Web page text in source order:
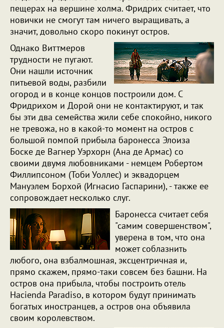
пещерах на вершине холма. Фридрих считает, что
новички не смогут там ничего выращивать, а
значит, довольно скоро покинут остров.
Однако Виттмеров
трудности не пугают.
Они нашли источник
питьевой воды, разбили
огород и в конце концов построили дом. С
Фридрихом и Дорой они не контактируют, и так
бы эти два семейства жили себе спокойно, никого
не тревожа, но в какой-то момент на остров с
большой помпой прибыла баронесса Элоиза
Боске де Вагнер Уэрхорн (Ана де Армас) со
своими двумя любовниками - немцем Робертом
Филлипсоном (Тоби Уоллес) и эквадорцем
Мануэлем Борхой (Игнасио Гаспарини), - также ее
сопровождает несколько слуг.
Баронесса считает себя
"самим совершенством",
уверена в том, что она
может соблазнить
любого, она взбалмошная, эксцентричная и,
прямо скажем, прямо-таки совсем без башни. На
остров она прибыла, чтобы построить отель
Hacienda Paradiso, в котором будут принимать
богатых иностранцев, а остров она объявила
своим королевством.